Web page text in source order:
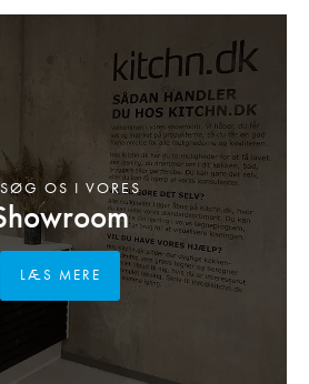
OS I VORES
LÆS MERE